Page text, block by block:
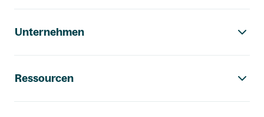
Unternehmen
Ressourcen